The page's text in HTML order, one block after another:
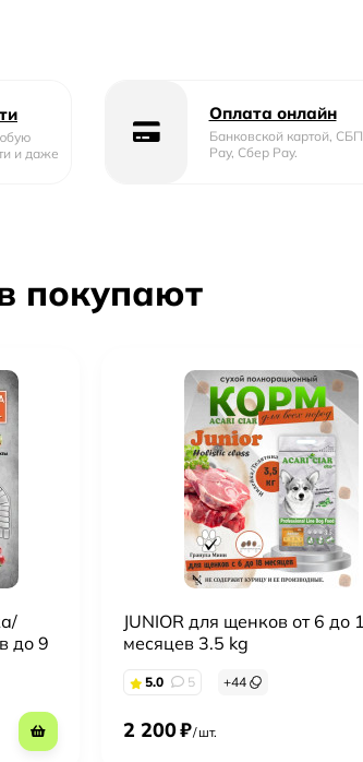
и даже
Оплата онлайн
Банковской картой,
Pay, Сбер Pay.
покупают
до 9
JUNIOR для щенков от 6 до
месяцев 3.5 kg
5.0 5 +44
2 200₽/ шт.